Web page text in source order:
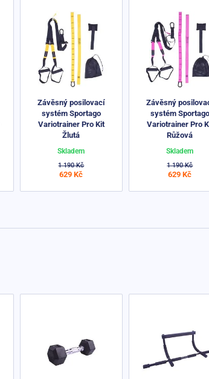
Závěsný posilovací
systém Sportago
Variotrainer Pro Kit
Žlutá
1 190 Kč
629 Kč
Skladem
Závěsný
systém Sportago
Variotrainer Pro
Růžová
1 190 Kč
629 Kč
Skladem